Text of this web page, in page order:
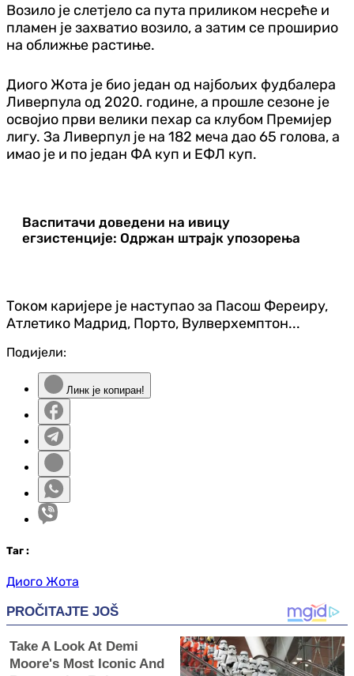
Возило је слетјело са пута приликом несреће и
пламен је захватио возило, а затим се проширио
на оближње растиње.
Диого Жота је био један од најбољих фудбалера
Ливерпула од 2020. године, а прошле сезоне је
освојио први велики пехар са клубом Премијер
лигу. За Ливерпул је на 182 меча дао 65 голова, а
имао је и по један ФА куп и ЕФЛ куп.
Васпитачи доведени на ивицу
егзистенције: Одржан штрајк упозорења
Током каријере је наступао за Пасош Фереиру,
Атлетико Мадрид, Порто, Вулверхемптон...
Подијели:
Линк је копиран!
Таг :
Диого Жота